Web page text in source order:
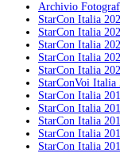
Archivio
StarCon Italia
StarCon Italia
StarCon Italia
StarCon Italia
StarCon Italia
StarConVoi Italia
StarCon Italia
StarCon Italia
StarCon Italia
StarCon Italia
StarCon Italia